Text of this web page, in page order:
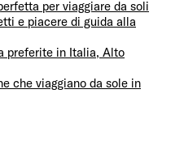
per viaggiare da soli
e piacere di guida alla
preferite in Italia, Alto
che viaggiano da sole in